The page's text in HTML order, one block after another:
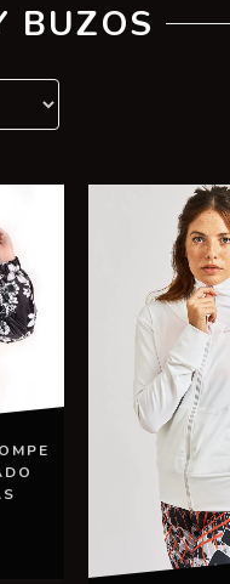
BUZOS